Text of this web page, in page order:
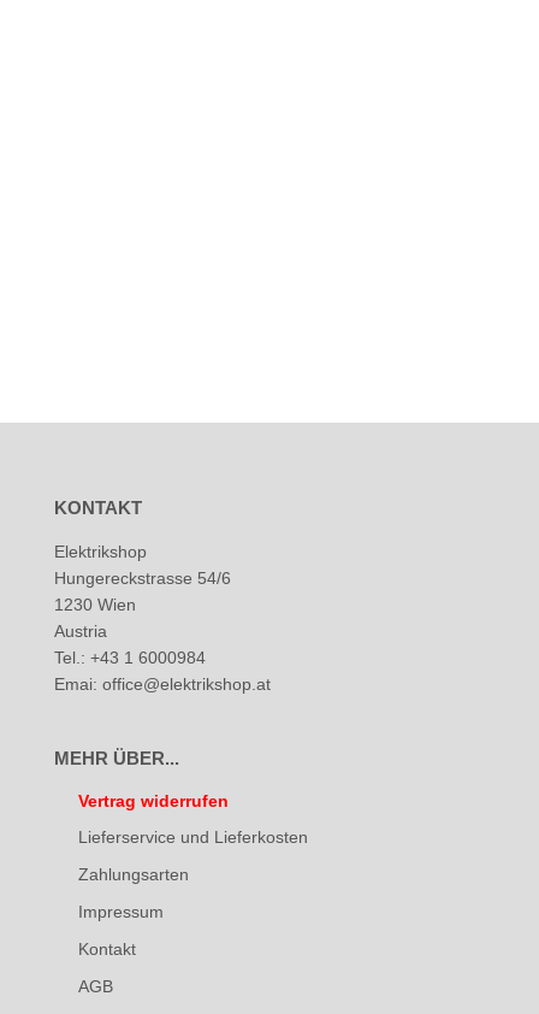
KONTAKT
Elektrikshop
Hungereckstrasse 54/6
1230 Wien
Austria
Tel.: +43 1 6000984
Emai: office@elektrikshop.at
MEHR ÜBER...
Vertrag widerrufen
Lieferservice und Lieferkosten
Zahlungsarten
Impressum
Kontakt
AGB